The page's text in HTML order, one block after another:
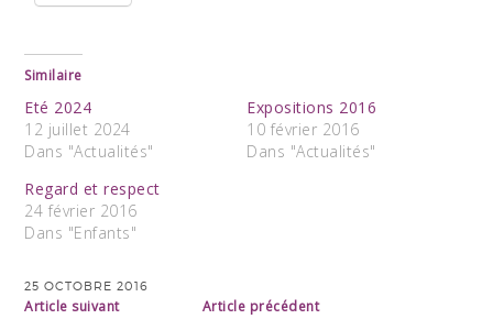
Similaire
Eté 2024
12 juillet 2024
Dans "Actualités"
Expositions 2016
10 février 2016
Dans "Actualités"
Regard et respect
24 février 2016
Dans "Enfants"
25 OCTOBRE 2016
Article suivant Article précédent